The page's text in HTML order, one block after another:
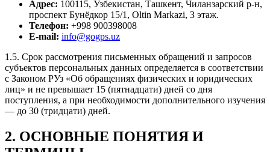
Адрес: 100115, Узбекистан, Ташкент, Чиланзарский р-н,
проспект Бунёдкор 15/1, Oltin Markazi, 3 этаж.
Телефон: +998 900398008
E-mail: info@gogps.uz
1.5. Срок рассмотрения письменных обращений и запросов
субъектов персональных данных определяется в соответствии
с Законом РУз «Об обращениях физических и юридических
лиц» и не превышает 15 (пятнадцати) дней со дня
поступления, а при необходимости дополнительного изучения
— до 30 (тридцати) дней.
2. ОСНОВНЫЕ ПОНЯТИЯ И